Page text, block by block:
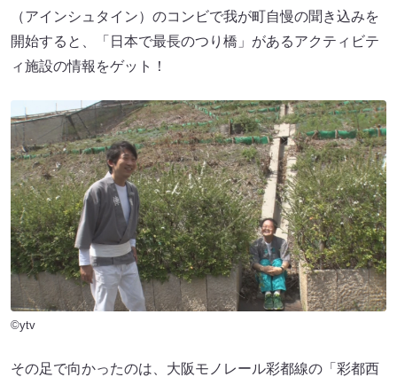
（アインシュタイン）のコンビで我が町自慢の聞き込みを
開始すると、「日本で最長のつり橋」があるアクティビテ
ィ施設の情報をゲット！
©ytv
その足で向かったのは、大阪モノレール彩都線の「彩都西